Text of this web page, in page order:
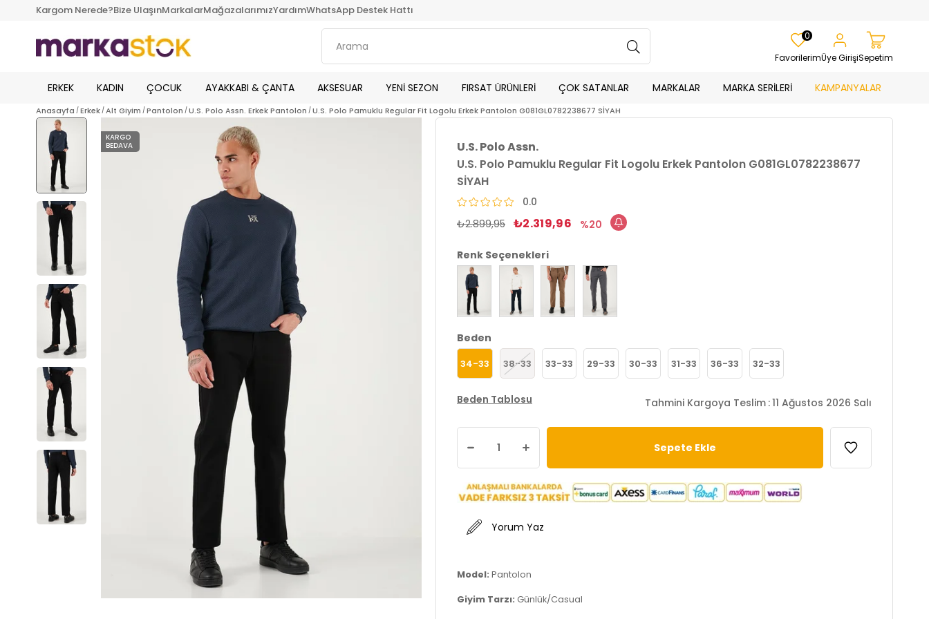
Kargom Nerede?Bize UlaşınMarkalarMağazalarımızYardımWhatsApp Destek Hattı
Favorilerim
0
Üye GirişiSepetim
ERKEK KADIN ÇOCUK AYAKKABI & ÇANTA AKSESUAR YENİ SEZON FIRSAT ÜRÜNLERİ ÇOK SATANLAR MARKALAR MARKA SERİLERİ KAMPANYALAR
Anasayfa Erkek Alt Giyim Pantolon U.S. Polo Assn. Erkek Pantolon U.S. Polo Pamuklu Regular Fit Logolu Erkek Pantolon G081GL0782238677 SİYAH
KARGO
BEDAVA
U.S. Polo Assn.
U.S. Polo Pamuklu Regular Fit Logolu Erkek Pantolon G081GL0782238677
SİYAH
0.0
₺2.899,95 ₺2.319,96 20
Renk Seçenekleri
Beden
34-33 38-33 33-33 29-33 30-33 31-33 36-33 32-33
Beden Tablosu Tahmini Kargoya Teslim :11 Ağustos 2026 Salı
Yorum Yaz
Model: Pantolon
Giyim Tarzı: Günlük/Casual